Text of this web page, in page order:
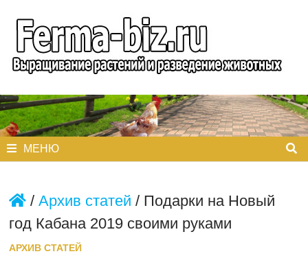
содержимому
МЕНЮ
/ Архив статей / Подарки на Новый
год Кабана 2019 своими руками
АРХИВ СТАТЕЙ